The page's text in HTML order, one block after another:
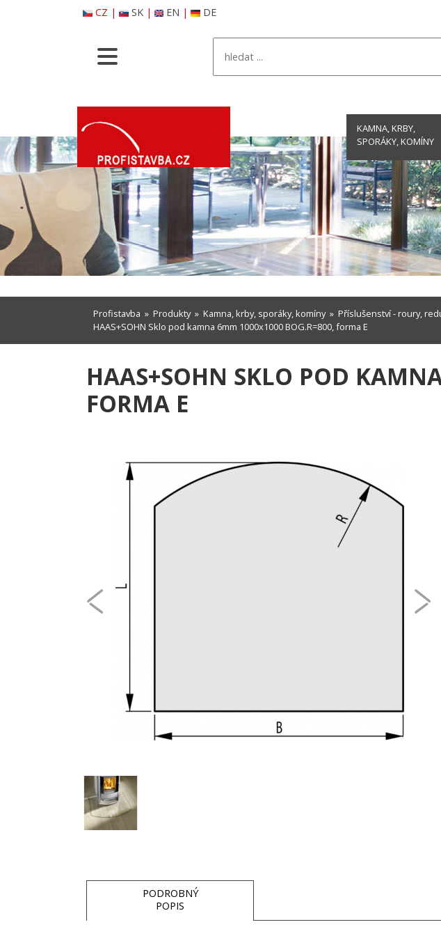
CZ | SK| EN | DE
KAMNA, KRBY,
SPORÁKY, KOMÍNY
Profistavba » Produkty» Kamna, krby, sporáky, komíny» Příslušenství - roury,
HAAS+SOHN Sklo pod kamna 6mm 1000x1000 BOG.R=800, forma E
HAAS+SOHN SKLO POD
FORMA E
PODROBNÝ
POPIS